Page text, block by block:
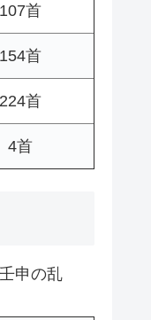
107首
154首
224首
4首
申の乱